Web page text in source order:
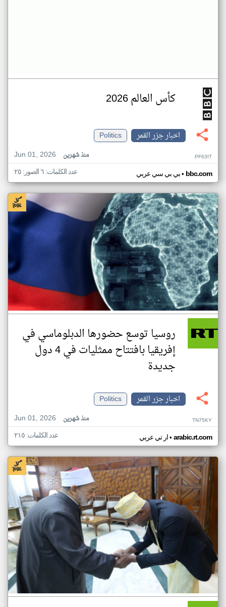
كأس العالم 2026
اخبار جزر القمر
Politics
Jun 01, 2026
منذ شهرين PF63IT
بي بي سي عربي• bbc.com عدد الكلمات: ٦ الصور: ٢٥
روسيا توسع حضورها الدبلوماسي في
إفريقيا بافتتاح ممثليات في 4 دول
جديدة
اخبار جزر القمر
Politics
Jun 01, 2026
منذ شهرين TN75KY
ار تي عربي• arabic.rt.com عدد الكلمات: ٢١٥